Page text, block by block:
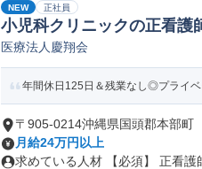
NEW 正社員
小児科クリニックの正看護
医療法人慶翔会
年間休日125日＆残業なし◎プライ
〒905-0214沖縄県国頭郡本部町
月給24万円以上
求めている人材 【必須】 正看護